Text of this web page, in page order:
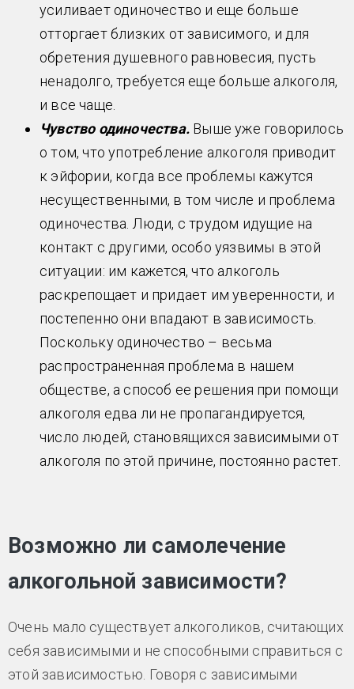
усиливает одиночество и еще больше
отторгает близких от зависимого, и для
обретения душевного равновесия, пусть
ненадолго, требуется еще больше алкоголя,
и все чаще.
Чувство одиночества. Выше уже говорилось
о том, что употребление алкоголя приводит
к эйфории, когда все проблемы кажутся
несущественными, в том числе и проблема
одиночества. Люди, с трудом идущие на
контакт с другими, особо уязвимы в этой
ситуации: им кажется, что алкоголь
раскрепощает и придает им уверенности, и
постепенно они впадают в зависимость.
Поскольку одиночество – весьма
распространенная проблема в нашем
обществе, а способ ее решения при помощи
алкоголя едва ли не пропагандируется,
число людей, становящихся зависимыми от
алкоголя по этой причине, постоянно растет.
Возможно ли самолечение
алкогольной зависимости?
Очень мало существует алкоголиков, считающих
себя зависимыми и не способными справиться с
этой зависимостью. Говоря с зависимыми